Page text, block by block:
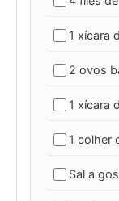
1 xícara
2 ovos
1 xícara
1 colher
Sal a